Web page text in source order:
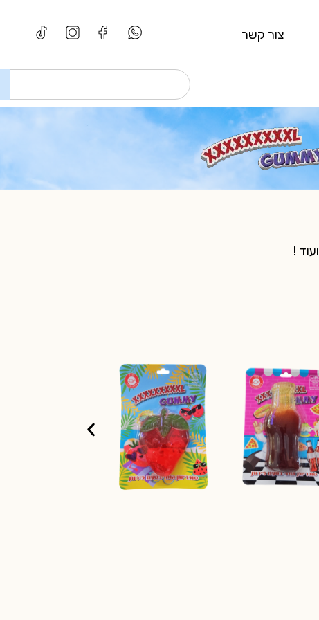
צור קשר